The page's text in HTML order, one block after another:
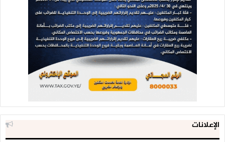
الإعلانات